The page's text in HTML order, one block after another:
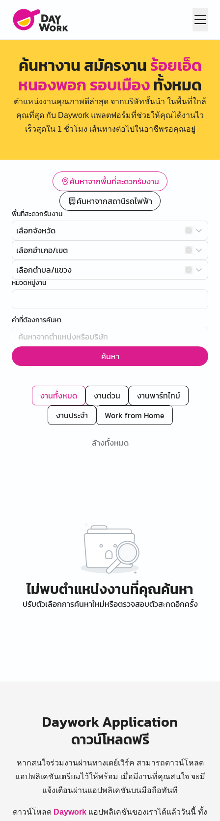
ค้นหางาน สมัครงานร้อยเอ็ด
หนองพอก รอบเมืองทั้งหมด
ตำแหน่งงานคุณภาพดีล่าสุด จากบริษัทชั้นนำ ในพื้นที่ใกล้
คุณที่สุด กับ Daywork แพลตฟอร์มที่ช่วยให้คุณได้งานไว
เร็วสุดใน 1 ชั่วโมง เส้นทางต่อไปในอาชีพรอคุณอยู่
ค้นหาจากพื้นที่สะดวกรับงาน
ค้นหาจากสถานีรถไฟฟ้า
พื้นที่สะดวกรับงาน
เลือกจังหวัด
เลือกอำเภอ/เขต
เลือกตำบล/แขวง
หมวดหมู่งาน
คำที่ต้องการค้นหา
ค้นหา
งานทั้งหมด งานด่วน
งานพาร์ทไทม์
งานประจำ
Work from Home
ล้างทั้งหมด
ไม่พบตำแหน่งงานที่คุณค้นหา
ปรับตัวเลือกการค้นหาใหม่หรือตรวจสอบตัวสะกดอีกครั้ง
Daywork Application
ดาวน์โหลดฟรี
หากสนใจร่วมงานผ่านทางเดย์เวิร์ค สามารถดาวน์โหลด
แอปพลิเคชันเตรียมไว้ให้พร้อม เมื่อมีงานที่คุณสนใจ จะมี
แจ้งเตือนผ่านแอปพลิเคชันบนมือถือทันที
ดาวน์โหลด Daywork แอปพลิเคชันของเราได้แล้ววันนี้ ทั้ง